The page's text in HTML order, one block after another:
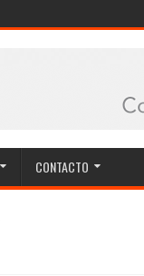
CONTACTO